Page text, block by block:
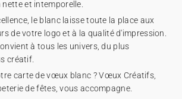
et intemporelle.
le blanc laisse toute la place aux
de votre logo et à la qualité d'impression.
à tous les univers, du plus
créatif.
carte de vœux blanc ? Vœux Créatifs,
de fêtes, vous accompagne.